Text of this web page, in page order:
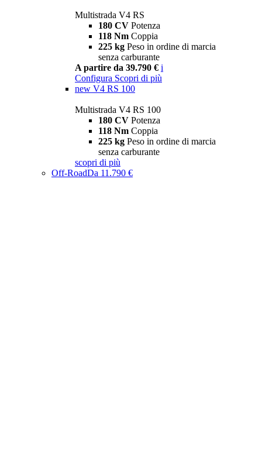
Multistrada V4 RS
180 CV Potenza
118 Nm Coppia
225 kg Peso in ordine di marcia
senza carburante
A partire da 39.790 € i
Configura Scopri di più
new V4 RS 100
Multistrada V4 RS 100
180 CV Potenza
118 Nm Coppia
225 kg Peso in ordine di marcia
senza carburante
scopri di più
Off-RoadDa 11.790 €